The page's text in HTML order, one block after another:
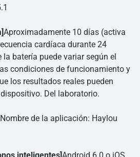
Aproximadamente 10 días (activa
cardíaca durante 24
batería puede variar según el
condiciones de funcionamiento y
los resultados reales pueden
Del laboratorio.
Nombre de la aplicación: Haylou
inteligentes]Android 6.0 o iOS